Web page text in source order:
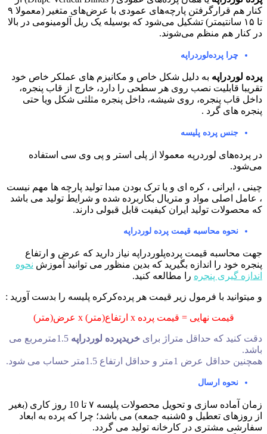
کنار هم قرارگرفتن پارچه‌های عمودی با عرض‌های متغیر (معمولا ۹
تا ۱۵ سانتیمتر) تشکیل می‌شود که بوسیله یک ریل آلومینومی در بالا
کنار هم منظم می‌شوند.
چرا پرده‌لوردراپه
لوردراپهبه دلیل شکل خاص و مکانیزم های عملکر خاص خود
قابلیت نصب روی هر سطحی را دارد، خارج از قاب پنجره،
قاب پنجره، روی شیشه، داخل پنجره مثلثی شکل ویا حتی
های گرد .
جنس پرده پلیسه
پرده‌های لوردرپه معمولا از پلی استر و پی وی سی استفاده
، ایرانی ، کره ای و یا ترک بودن مبدا تولید پارچه ها مهم نیست
عامل اصلی مواد و متریال بکاربرده شده و شرایط تولید می باشد
محصولات تولید ایران کیفیت قابل قبولی دارند.
نحوه محاسبه قیمت پرده لوردراپه
محاسبه قیمت پرده‌پلوردراپه نیاز دارید که عرض و ارتفاع
خود را اندازه بگیرید که بدین منظور می توانید آموزش نحوه
گیری پنجره را مطالعه کنید.
میتوانید با فرمول زیر قیمت هر پرده‌کرکره پلیسه را بدست آورید :
قیمت نهایی = قیمت پرده x ارتفاع(متر) x عرض(متر)
کنید که حداقل متراژ برایخریدپرده لوردراپه
1.5مترمربع می
حداقل عرض 1متر و حداقل ارتفاع 1.5متر حساب می شود.
نحوه ارسال
زمان آماده سازی و تحویل محصولات پلیسه ۷ تا 10 روز کاری (بغیر
از روزهای تعطیل و ۵شنبه جمعه) می باشد؛ چرا که پرده به ابعاد
مشتری در کارخانه تولید می گردد.